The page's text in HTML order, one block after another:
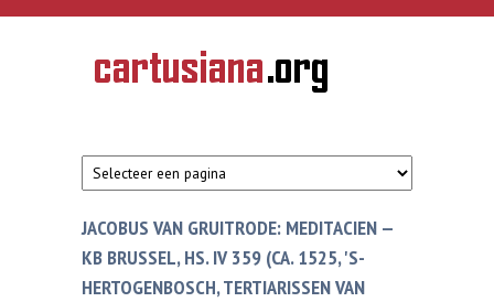
Overslaan en naar de inhoud gaan
CARTUSIANA
Geschiedenis
van de
JACOBUS VAN GRUITRODE: MEDITACIEN —
KB BRUSSEL, HS. IV 359 (CA. 1525, 'S-
HERTOGENBOSCH, TERTIARISSEN VAN